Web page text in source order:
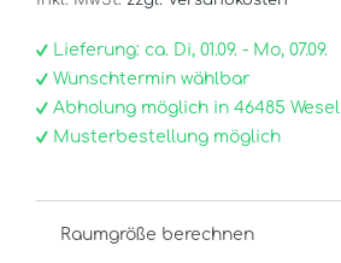
Lieferung: ca. Di, 01.09. - Mo, 07.09.
Wunschtermin wählbar
Abholung möglich in 46485 Wesel
Musterbestellung möglich
Raumgröße berechnen